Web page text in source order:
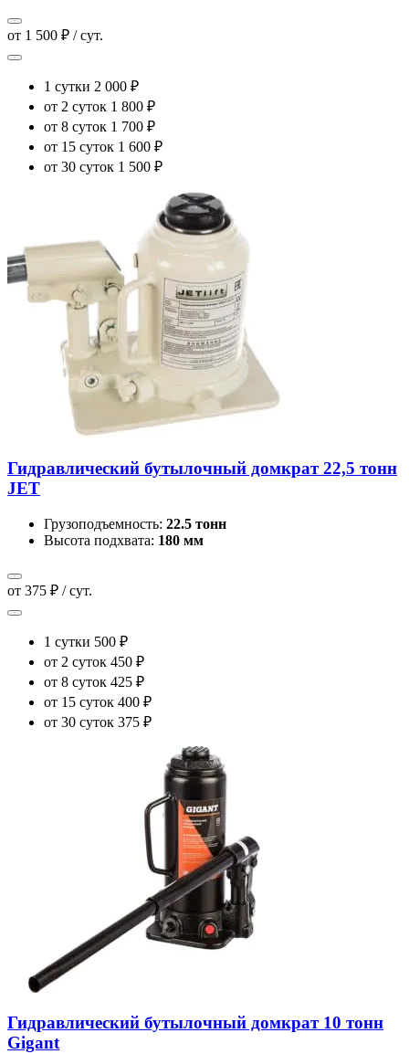
от 1 500 ₽ / сут.
1 сутки 2 000 ₽
от 2 суток 1 800 ₽
от 8 суток 1 700 ₽
от 15 суток 1 600 ₽
от 30 суток 1 500 ₽
Гидравлический бутылочный домкрат 22,5 тонн
JET
Грузоподъемность: 22.5 тонн
Высота подхвата: 180 мм
от 375 ₽ / сут.
1 сутки 500 ₽
от 2 суток 450 ₽
от 8 суток 425 ₽
от 15 суток 400 ₽
от 30 суток 375 ₽
Гидравлический бутылочный домкрат 10 тонн
Gigant